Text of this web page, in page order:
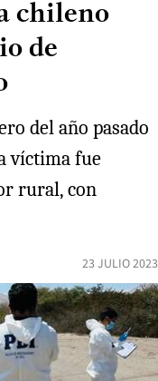
chileno
de
del año pasado
víctima fue
rural, con
23 JULIO 2023